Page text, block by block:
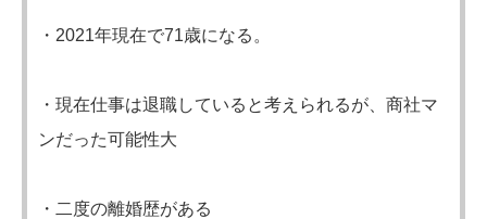
・2021年現在で71歳になる。
・現在仕事は退職していると考えられるが、商社マ
ンだった可能性大
・二度の離婚歴がある